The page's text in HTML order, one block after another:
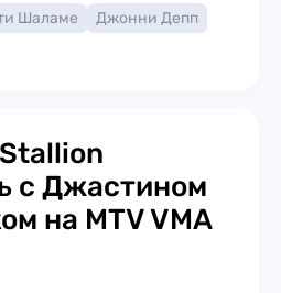
Шаламе
Джонни Депп
с Джастином
на MTV VMA